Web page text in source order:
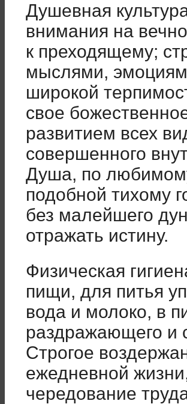
Душевная
внимания на
к преходящему;
мыслями,
широкой
свое
развитием всех
совершенного
Душа, по
подобной тихому
без малейшего
отражать истину.
Физическая
пищи, для питья
вода и молоко, в
раздражающего и
Строгое
ежедневной
чередование